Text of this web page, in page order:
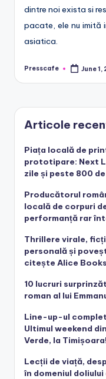
dintre noi exista si
pacate, ele nu
asiatica.
Posted
Presscafe June 1,
Articole
Piața locală de
prototipare: Next
zile și peste 800
Producătorul
locală de corpuri
performanță rar
Thrillere virale,
personală și
citește Alice
10 lucruri
roman al lui
Line-up-ul
Ultimul weekend
Verde, la Timișoara!
Lecții de viață,
în domeniul